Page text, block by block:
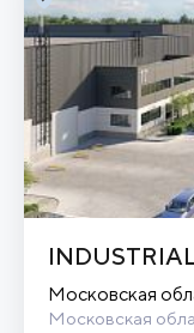
Московская
Московская